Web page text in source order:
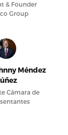
& Founder
Group
Méndez
Cámara de